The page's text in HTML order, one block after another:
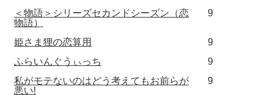
＜物語＞シリーズセカンドシーズン（恋
物語）
9
姫さま狸の恋算用
9
ふらいんぐうぃっち
9
私がモテないのはどう考えてもお前らが
悪い!
9